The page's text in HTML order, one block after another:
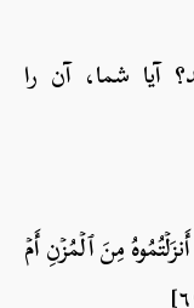
آیا شما، آن را
ٱلَّذِي تَشۡرَبُونَ ٦٨ ءَأَنتُمۡ أَنزَلۡتُمُوهُ مِنَ ٱلۡمُزۡنِ أَمۡ